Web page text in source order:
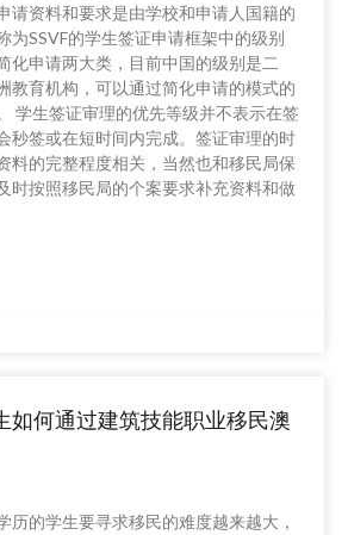
请资料和要求是由学校和申请人国籍的
为SSVF的学生签证申请框架中的级别
化申请两大类，目前中国的级别是二
教育机构，可以通过简化申请的模式的
学生签证审理的优先等级并不表示在签
秒签或在短时间内完成。签证审理的时
料的完整程度相关，当然也和移民局保
时按照移民局的个案要求补充资料和做
如何通过建筑技能职业移民澳
历的学生要寻求移民的难度越来越大，